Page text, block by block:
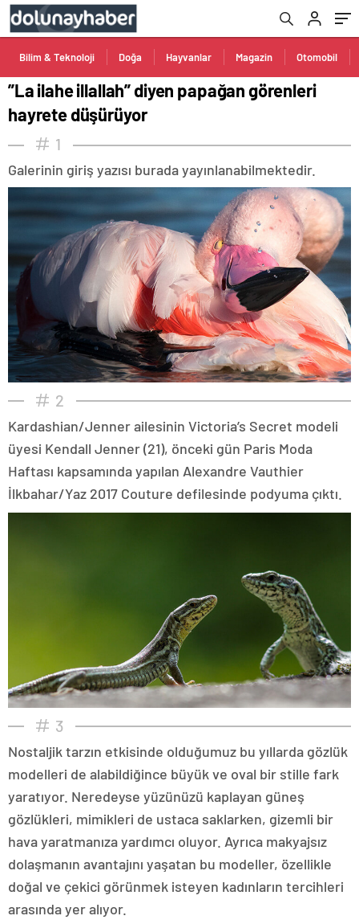
Bilim & Teknoloji Doğa Hayvanlar Magazin Otomobil
”La ilahe illallah” diyen papağan görenleri
hayrete düşürüyor
1
Galerinin giriş yazısı burada yayınlanabilmektedir.
2
Kardashian/Jenner ailesinin Victoria’s Secret modeli
üyesi Kendall Jenner (21), önceki gün Paris Moda
Haftası kapsamında yapılan Alexandre Vauthier
İlkbahar/Yaz 2017 Couture defilesinde podyuma çıktı.
3
Nostaljik tarzın etkisinde olduğumuz bu yıllarda gözlük
modelleri de alabildiğince büyük ve oval bir stille fark
yaratıyor. Neredeyse yüzünüzü kaplayan güneş
gözlükleri, mimikleri de ustaca saklarken, gizemli bir
hava yaratmanıza yardımcı oluyor. Ayrıca makyajsız
dolaşmanın avantajını yaşatan bu modeller, özellikle
doğal ve çekici görünmek isteyen kadınların tercihleri
arasında yer alıyor.